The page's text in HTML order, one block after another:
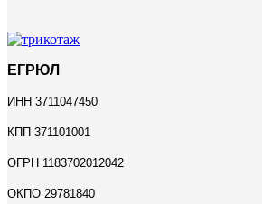
ЕГРЮЛ
ИНН 3711047450
КПП 371101001
ОГРН 1183702012042
ОКПО 29781840